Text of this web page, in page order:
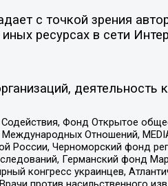
с точкой зрения
ресурсах в сети
деятельность
Фонд Открытое
Отношений, MEDIA
России, Черноморский фонд
Германский фонд
конгресс украинцев,